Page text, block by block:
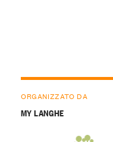
ORGANIZZATO DA
MY LANGHE